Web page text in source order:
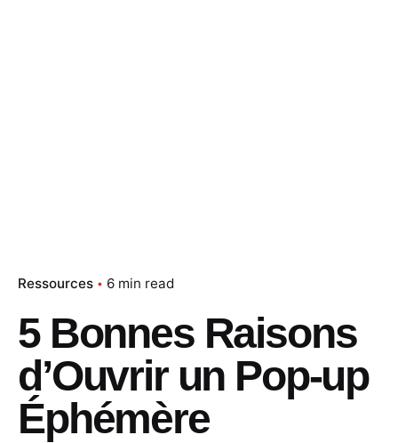
Ressources 6 min read
5 Bonnes Raisons
d’Ouvrir un Pop-up
Éphémère